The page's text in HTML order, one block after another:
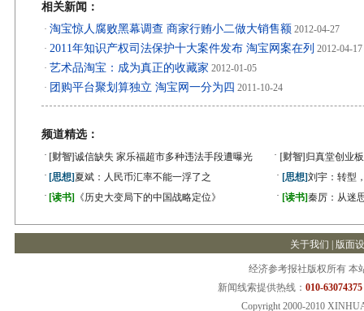
相关新闻：
· 淘宝惊人腐败黑幕调查 商家行贿小二做大销售额 2012-04-27
· 2011年知识产权司法保护十大案件发布 淘宝网案在列 2012-04-17
· 艺术品淘宝：成为真正的收藏家 2012-01-05
· 团购平台聚划算独立 淘宝网一分为四 2011-10-24
频道精选：
· [财智]诚信缺失 家乐福超市多种违法手段遭曝光 · [财智] 归真堂创业
· [思想]夏斌：人民币汇率不能一浮了之 · [思想]刘宇：转型
· [读书] 《历史大变局下的中国战略定位》 · [读书]秦厉：从迷
关于我们 版面
经济参考报社版权所有 本
新闻线索提供热线： 010-
Copyright 2000-2010